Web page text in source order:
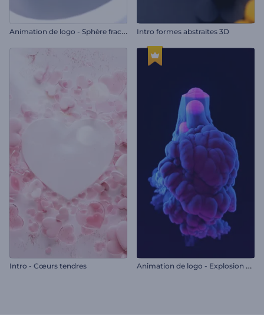
A
nimation de logo - Sphère fracturée Intro formes abstraites 3D
Intro - Cœurs tendres A
nimation de logo - Explosion de fumée dynamique